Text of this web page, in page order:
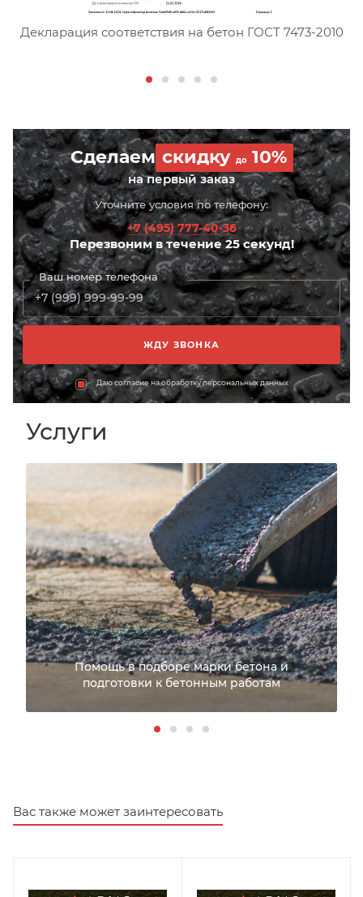
Сертификат соответствия
Декларация соответствия на бетон ГОСТ 7473-2010
Сделаем скидку до10%
на первый заказ
Уточните условия по телефону:
+7 (495) 777-40-36
Перезвоним в течение 25 секунд!
Ваш номер телефона
Даю согласие на обработку персональных данных
Услуги
Помощь в подборе марки бетона и
подготовки к бетонным работам
Вас также может заинтересовать